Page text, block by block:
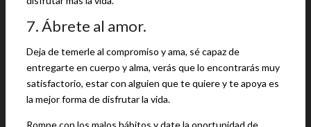
7. Ábrete al amor.
Deja de temerle al compromiso y ama, sé capaz de
entregarte en cuerpo y alma, verás que lo encontrarás muy
satisfactorio, estar con alguien que te quiere y te apoya es
la mejor forma de disfrutar la vida.
Rompe con los malos hábitos y date la oportunidad de